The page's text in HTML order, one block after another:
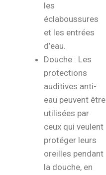
les
éclaboussures
et les entrées
d’eau.
Douche : Les
protections
auditives anti-
eau peuvent être
utilisées par
ceux qui veulent
protéger leurs
oreilles pendant
la douche, en